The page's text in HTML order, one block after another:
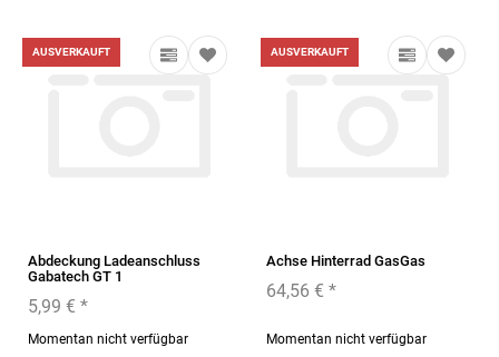
AUSVERKAUFT
Abdeckung Ladeanschluss
Gabatech GT 1
5,99 € *
Momentan nicht verfügbar
AUSVERKAUFT
Achse Hinterrad GasGas
64,56 € *
Momentan nicht verfügbar